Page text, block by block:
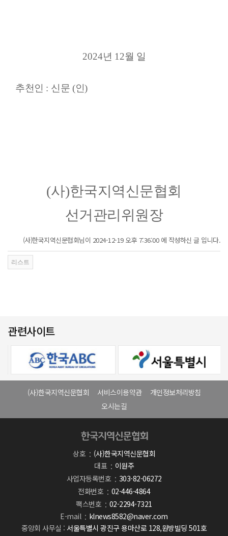
2024년 12월 일
추천인 : 신문 (인)
(사)한국지역신문협회
선거관리위원장
(사)한국지역신문협회님이 2024-12-19 오후 7:36:00 에 작성하신 글 입니다.
관련사이트
(사)한국지역신문협회 서비스이용약관
개인정보처리방침
오시는길
상호
(사)한국지역신문협회
대표
이원주
사업자등록번호
303-82-06272
전화번호
02-446-4864
팩스번호
02-2294-7321
E-mail
klnews8582@naver.com
중앙회 사무실 : 서울특별시 광진구 용마산로 128,원방빌딩 501호